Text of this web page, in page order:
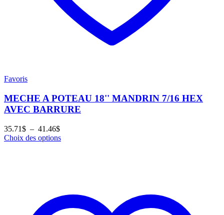
Favoris
MECHE A POTEAU 18'' MANDRIN 7/16 HEX
AVEC BARRURE
35.71$ – 41.46$Plage
de
Choix des options